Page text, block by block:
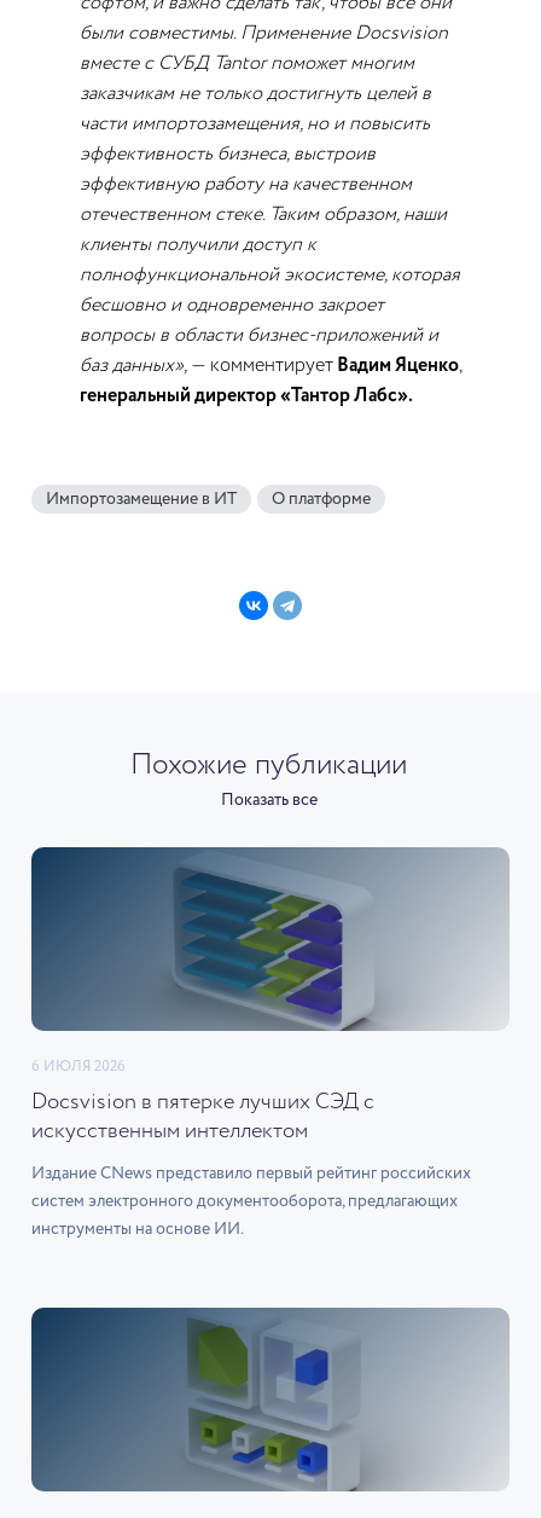
были совместимы. Применение Docsvision
вместе с СУБД Tantor поможет многим
заказчикам не только достигнуть целей в
части импортозамещения, но и повысить
эффективность бизнеса, выстроив
эффективную работу на качественном
отечественном стеке. Таким образом, наши
клиенты получили доступ к
полнофункциональной экосистеме, которая
бесшовно и одновременно закроет
вопросы в области бизнес-приложений и
баз данных», — комментирует Вадим Яценко,
генеральный директор «Тантор Лабс».
Импортозамещение в ИТ О платформе
Похожие публикации
Показать все
6 ИЮЛЯ 2026
Docsvision в пятерке лучших СЭД с
искусственным интеллектом
Издание CNews представило первый рейтинг российских
систем электронного документооборота, предлагающих
инструменты на основе ИИ.